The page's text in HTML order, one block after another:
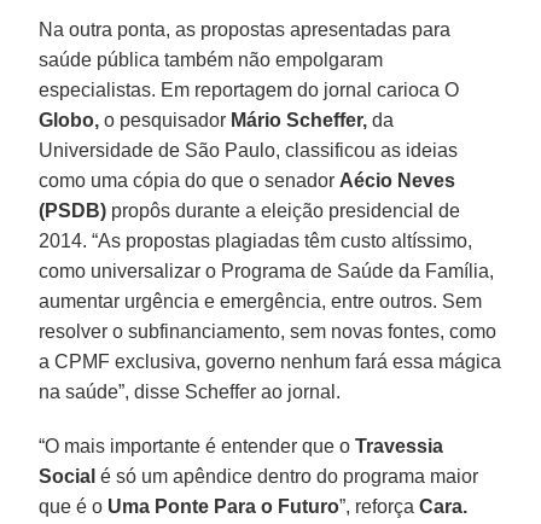
Na outra ponta, as propostas apresentadas para
saúde pública também não empolgaram
especialistas. Em reportagem do jornal carioca O
Globo, o pesquisador Mário Scheffer, da
Universidade de São Paulo, classificou as ideias
como uma cópia do que o senador Aécio Neves
(PSDB) propôs durante a eleição presidencial de
2014. “As propostas plagiadas têm custo altíssimo,
como universalizar o Programa de Saúde da Família,
aumentar urgência e emergência, entre outros. Sem
resolver o subfinanciamento, sem novas fontes, como
a CPMF exclusiva, governo nenhum fará essa mágica
na saúde”, disse Scheffer ao jornal.
“O mais importante é entender que oTravessia
Social é só um apêndice dentro do programa maior
que é o Uma Ponte Para o Futuro”, reforçaCara.